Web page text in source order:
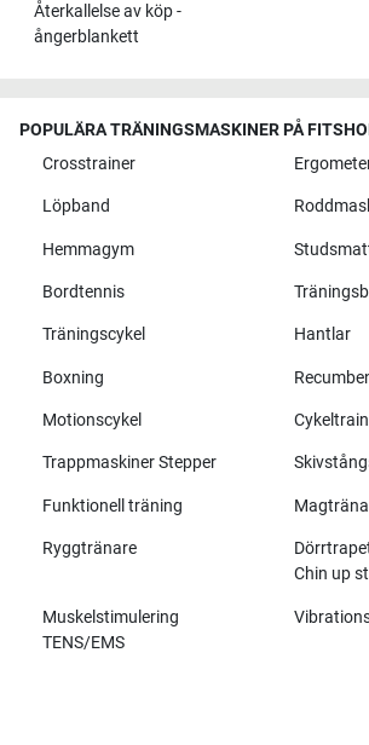
Återkallelse av köp -
ångerblankett
POPULÄRA TRÄNINGSMASKINER PÅ
Crosstrainer
Löpband
Hemmagym
Bordtennis
Träningscykel Hantlar
Boxning
Motionscykel
Trappmaskiner Stepper
Funktionell träning
Ryggtränare
Chin up
Muskelstimulering
TENS/EMS